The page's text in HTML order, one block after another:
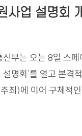
사업 설명회
부는 오는 8일 스페
명회'를 열고 본격
최)에 이어 구체적